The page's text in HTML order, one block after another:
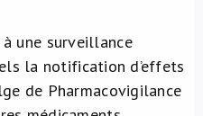
une surveillance
la notification d’effets
de Pharmacovigilance